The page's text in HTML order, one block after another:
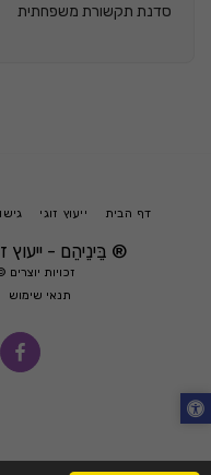
סדנת תקשורת משפחתית
® בֵּינֵיהֵם - ייעוץ
זכויות יוצרים © 2026 כל הזכויות
תנאי שימוש
דף הבית ייעוץ זוגי